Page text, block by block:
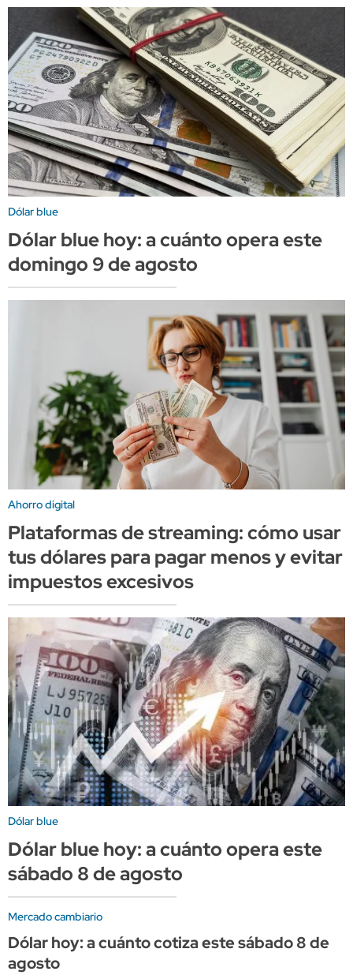
Dólar blue
Dólar blue hoy: a cuánto opera este
domingo 9 de agosto
Ahorro digital
Plataformas de streaming: cómo usar
tus dólares para pagar menos y evitar
impuestos excesivos
Dólar blue
Dólar blue hoy: a cuánto opera este
sábado 8 de agosto
Mercado cambiario
Dólar hoy: a cuánto cotiza este sábado 8 de
agosto